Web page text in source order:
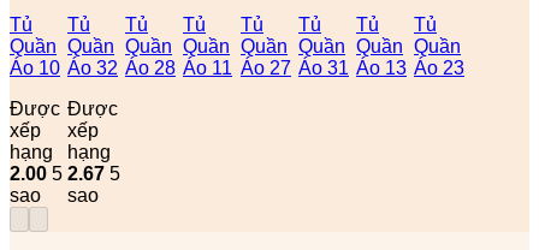
Tủ
Quần
Áo 10
Được
xếp
hạng
2.005
sao
Tủ
Quần
Áo 32
Được
xếp
hạng
2.675
sao
Tủ
Quần
Áo 28
Tủ
Quần
Áo 11
Tủ
Quần
Áo 27
Tủ
Quần
Áo 31
Tủ
Quần
Áo 13
Tủ
Quần
Áo 23